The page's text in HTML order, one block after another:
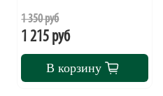
1 350 руб
1 215 руб
В корзину